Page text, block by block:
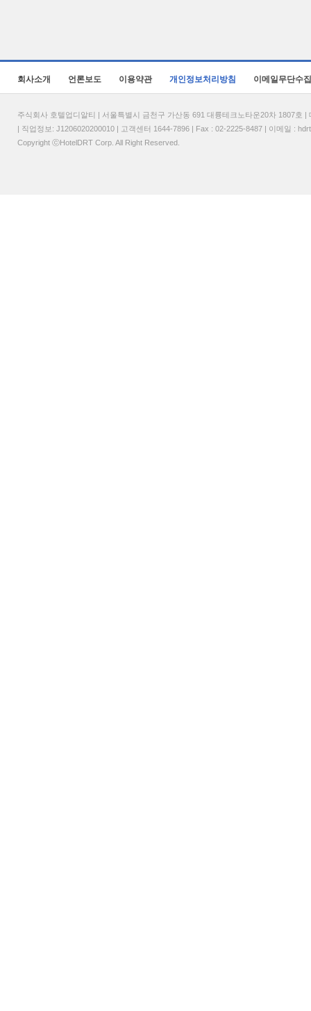
회사소개 언론보도 이용약관 개인정보처리방침 이메일무단수
주식회사 호텔업디알티 | 서울특별시 금천구 가산동 691 대륭테크노타운20차 1807
| 직업정보: J1206020200010 | 고객센터 1644-7896 | Fax : 02-2225-8487 | 이메일 :
Copyright ⓒHotelDRT Corp. All Right Reserved.